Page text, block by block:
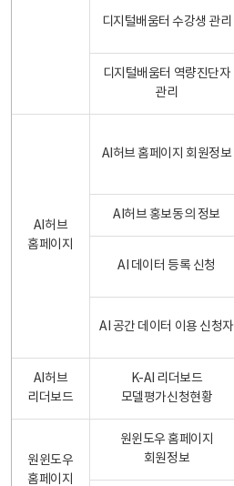
디지털배움터 수강생 관리
디지털배움터 역량진단자
관리
AI허브
홈페이지
AI허브 홈페이지 회원정보
AI허브 홍보동의 정보
AI 데이터 등록 신청
AI 공간 데이터 이용 신청자
AI허브
리더보드
K-AI 리더보드
모델평가신청현황
원윈도우
홈페이지
원윈도우 홈페이지
회원정보